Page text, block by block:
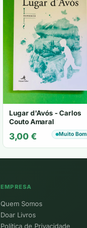
Lugar d'Avós - Carlos
Couto Amaral
3,00 € Muito Bom
EMPRESA
Quem Somos
Doar Livros
Política de Privacidade